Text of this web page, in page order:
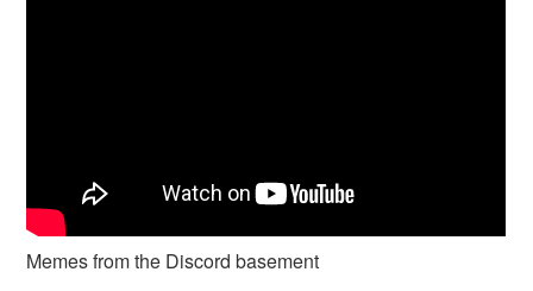
Memes from the Discord basement